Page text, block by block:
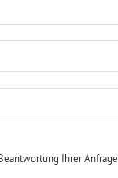
Ihrer Anfrage